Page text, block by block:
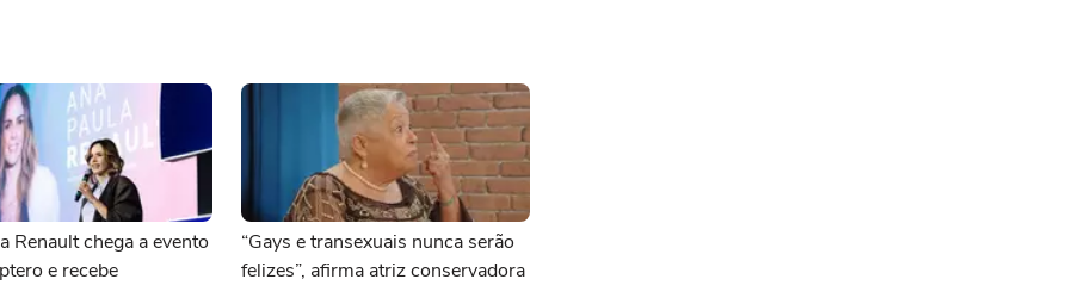
Renault chega a evento
e recebe
“Gays e transexuais nunca serão
felizes”, afirma atriz conservadora